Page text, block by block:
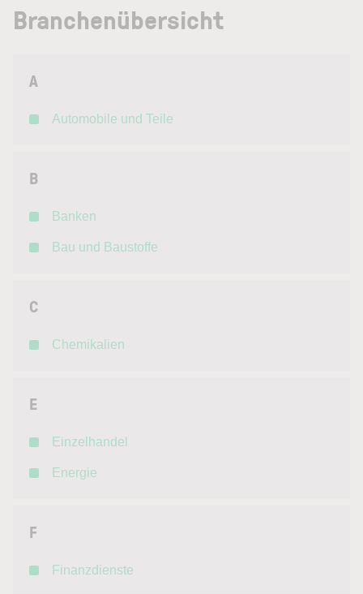
Branchenübersicht
A
Automobile und Teile
B
Banken
Bau und Baustoffe
C
Chemikalien
E
Einzelhandel
Energie
F
Finanzdienste